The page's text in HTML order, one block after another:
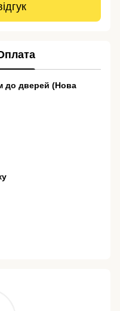
до дверей (Нова